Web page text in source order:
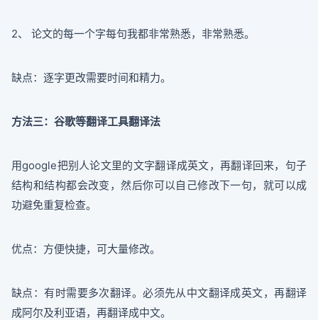
2、 论文的每一个字每句我都非常熟悉，非常熟悉。
缺点：逐字更改需要时间和精力。
方法三：谷歌等翻译工具翻译法
用google把别人论文里的文字翻译成英文，再翻译回来，句子
结构和结构都会改变，然后你可以自己修改下一句，就可以成
功避免重复检查。
优点：方便快捷，可大量修改。
缺点：有时需要多次翻译。必须先从中文翻译成英文，再翻译
成阿尔及利亚语，再翻译成中文。